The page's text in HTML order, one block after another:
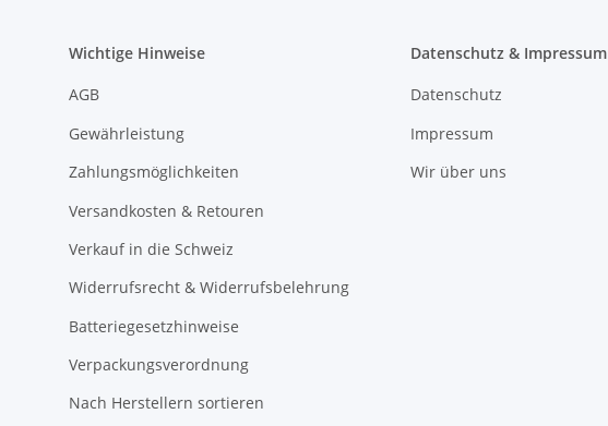
Wichtige Hinweise
AGB
Gewährleistung
Zahlungsmöglichkeiten
Versandkosten & Retouren
Verkauf in die Schweiz
Widerrufsrecht & Widerrufsbelehrung
Batteriegesetzhinweise
Verpackungsverordnung
Nach Herstellern sortieren
Datenschutz & Impressum
Datenschutz
Impressum
Wir über uns